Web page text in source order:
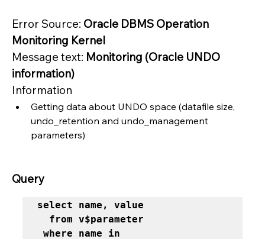
Error Source: Oracle DBMS Operation
Monitoring Kernel
Message text: Monitoring (Oracle UNDO
information)
Information
Getting data about UNDO space (datafile size,
undo_retention and undo_management
parameters)
Query
select name, value